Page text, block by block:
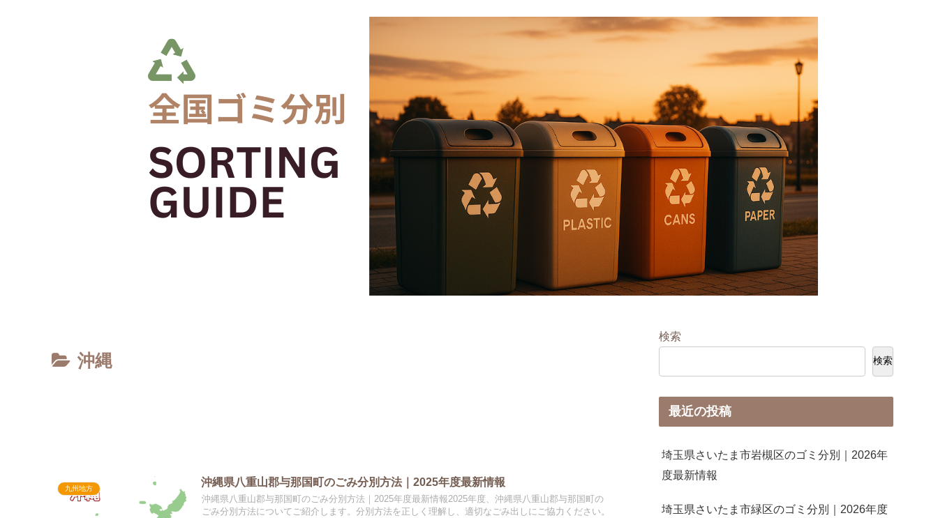
沖縄
九州地方
沖縄県八重山郡与那国町のごみ分別方法｜2025年度最新情報
沖縄県八重山郡与那国町のごみ分別方法｜2025年度最新情報2025年度、沖縄県八重山郡与那国町の
ごみ分別方法についてご紹介します。分別方法を正しく理解し、適切なごみ出しにご協力ください。
検索
検索
最近の投稿
埼玉県さいたま市岩槻区のゴミ分別｜2026年
度最新情報
埼玉県さいたま市緑区のゴミ分別｜2026年度